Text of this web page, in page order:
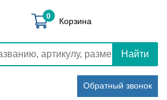
Найти
Обратный звонок
0 Корзина